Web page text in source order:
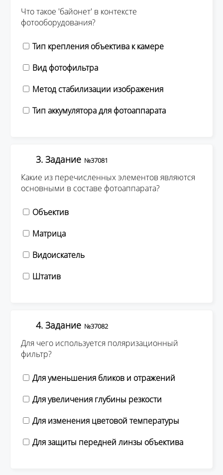
Что такое 'байонет' в контексте
фотооборудования?
Тип крепления объектива к камере
Вид фотофильтра
Метод стабилизации изображения
Тип аккумулятора для фотоаппарата
3. Задание №37081
Какие из перечисленных элементов являются
основными в составе фотоаппарата?
Объектив
Матрица
Видоискатель
Штатив
4. Задание №37082
Для чего используется поляризационный
фильтр?
Для уменьшения бликов и отражений
Для увеличения глубины резкости
Для изменения цветовой температуры
Для защиты передней линзы объектива